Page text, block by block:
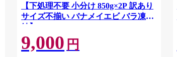
【下処理不要 小分け 850g×2P 訳あり
サイズ不揃い バナメイエビ バラ凍
結】 G4142
9,000 円